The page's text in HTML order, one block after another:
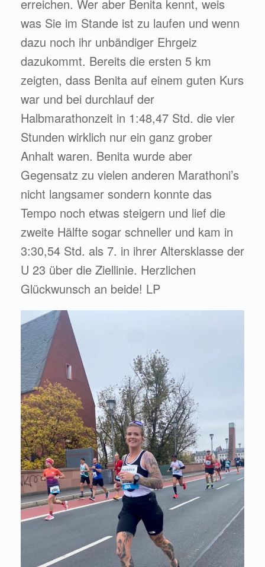
erreichen. Wer aber Benita kennt, weis
was Sie im Stande ist zu laufen und wenn
dazu noch ihr unbändiger Ehrgeiz
dazukommt. Bereits die ersten 5 km
zeigten, dass Benita auf einem guten Kurs
war und bei durchlauf der
Halbmarathonzeit in 1:48,47 Std. die vier
Stunden wirklich nur ein ganz grober
Anhalt waren. Benita wurde aber
Gegensatz zu vielen anderen Marathoni’s
nicht langsamer sondern konnte das
Tempo noch etwas steigern und lief die
zweite Hälfte sogar schneller und kam in
3:30,54 Std. als 7. in ihrer Altersklasse der
U 23 über die Ziellinie. Herzlichen
Glückwunsch an beide! LP